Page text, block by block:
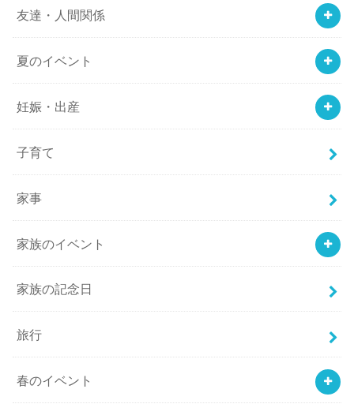
友達・人間関係
夏のイベント
妊娠・出産
子育て
家事
家族のイベント
家族の記念日
旅行
春のイベント